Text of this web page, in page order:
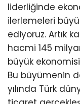
liderliğinde
ilerlemeleri
ediyoruz. Artık
hacmi 145
büyük
Bu büyümenin
yılında Türk